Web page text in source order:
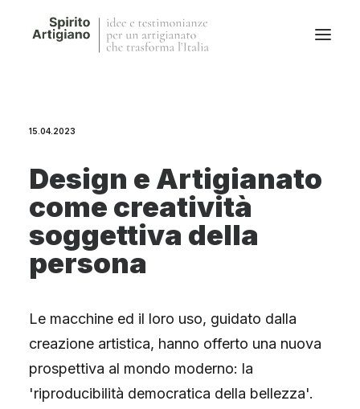
Magazine
QFG
Collaborano con noi
15.04.2023
Design e Artigianato
come creatività
soggettiva della
persona
Le macchine ed il loro uso, guidato dalla
creazione artistica, hanno offerto una nuova
prospettiva al mondo moderno: la
'riproducibilità democratica della bellezza'.